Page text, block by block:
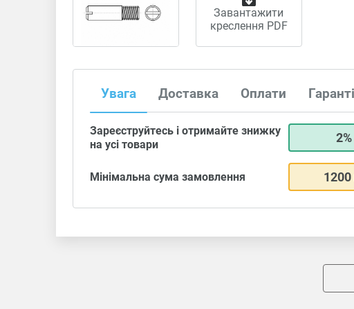
Завантажити
креслення PDF
Увага Доставка Оплати
Зареєструйтесь і отримайте знижку
на усі товари
2%
Мінімальна сума замовлення 1200